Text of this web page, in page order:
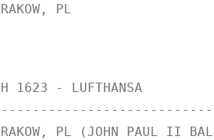
KRAKOW, PL
1623 - LUFTHANSA
KRAKOW, PL (JOHN